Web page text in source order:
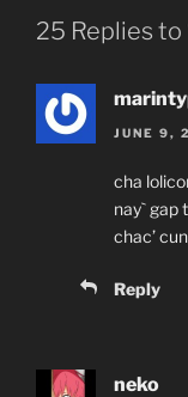
25 Replies to
JUNE 9,
cha
nay` gap
chac’
Reply
neko